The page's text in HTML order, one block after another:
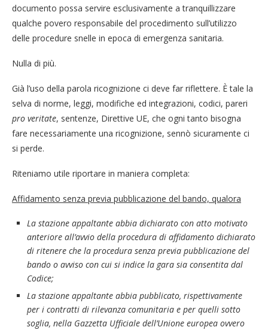
documento possa servire esclusivamente a tranquillizzare
qualche povero responsabile del procedimento sull’utilizzo
delle procedure snelle in epoca di emergenza sanitaria.
Nulla di più.
Già l’uso della parola ricognizione ci deve far riflettere. È tale la
selva di norme, leggi, modifiche ed integrazioni, codici, pareri
pro veritate, sentenze, Direttive UE, che ogni tanto bisogna
fare necessariamente una ricognizione, sennò sicuramente ci
si perde.
Riteniamo utile riportare in maniera completa:
Affidamento senza previa pubblicazione del bando, qualora
La stazione appaltante abbia dichiarato con atto motivato
anteriore all’avvio della procedura di affidamento dichiarato
di ritenere che la procedura senza previa pubblicazione del
bando o avviso con cui si indice la gara sia consentita dal
Codice;
La stazione appaltante abbia pubblicato, rispettivamente
per i contratti di rilevanza comunitaria e per quelli sotto
soglia, nella Gazzetta Ufficiale dell’Unione europea ovvero